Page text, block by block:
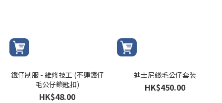
鐵仔制服 - 維修技工 (不連鐵仔
毛公仔鎖匙扣)
HK$48.00
迪士尼綫毛公仔套裝
HK$450.00